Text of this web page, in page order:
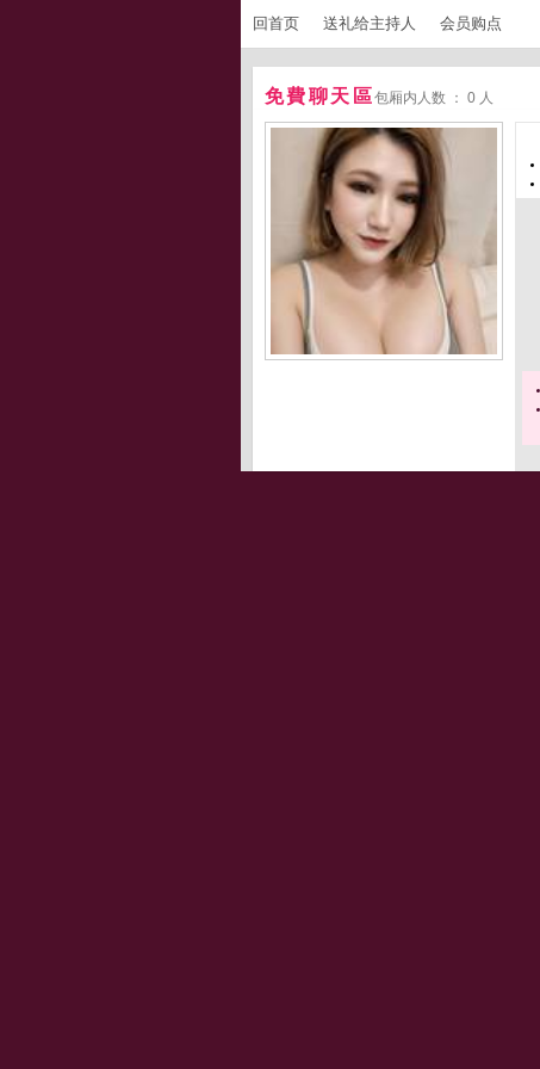
回首页 送礼给主持人 会员购点
免費聊天區包厢内人数 ： 0 人